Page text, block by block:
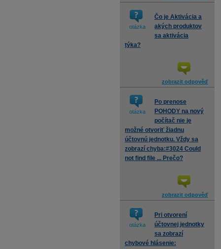
otázka
Čo je Aktivácia a
akých produktov
sa aktivácia
týka?
zobrazit odpověď
otázka
Po prenose
POHODY na nový
počítač nie je
možné otvoriť žiadnu
účtovnú jednotku. Vždy sa
zobrazí chyba:#3024 Could
not find file ... Prečo?
zobrazit odpověď
otázka
Pri otvorení
účtovnej jednotky
sa zobrazí
chybové hlásenie: